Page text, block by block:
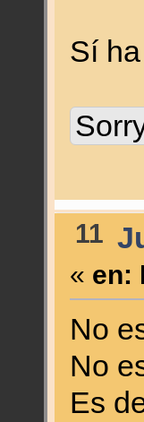
Sí
11
« en:
No
No
Es